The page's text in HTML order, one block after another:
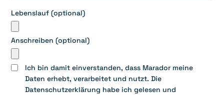
Lebenslauf (optional)
Anschreiben (optional)
Ich bin damit einverstanden, dass Marador meine
Daten erhebt, verarbeitet und nutzt. Die
Datenschutzerklärung habe ich gelesen und